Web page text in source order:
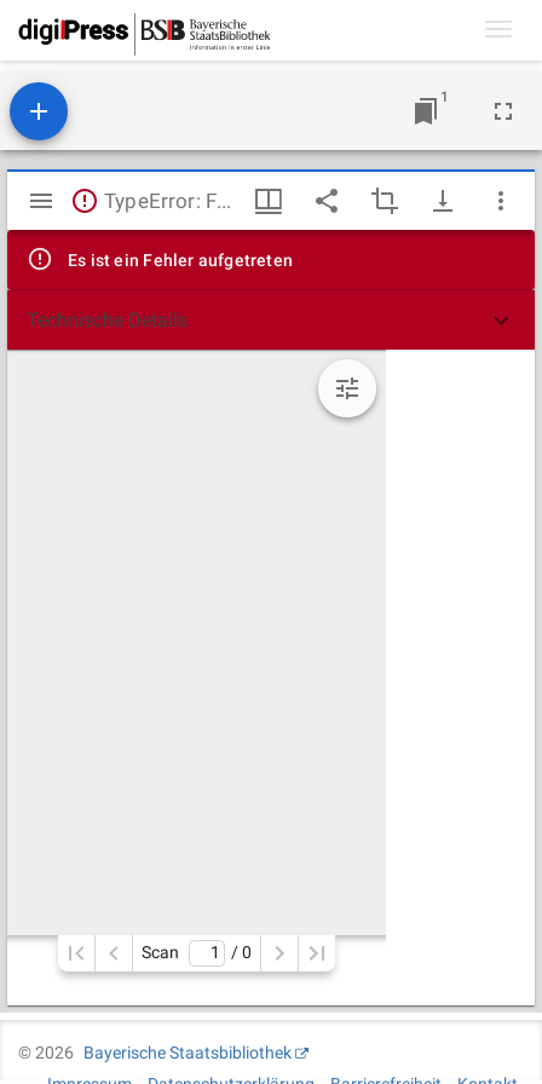
1
Mirador
Viewer
TypeError: Failed to fetch
Es ist ein Fehler aufgetreten
Technische Details
Scan / 0
©2026
Bayerische Staatsbibliothek